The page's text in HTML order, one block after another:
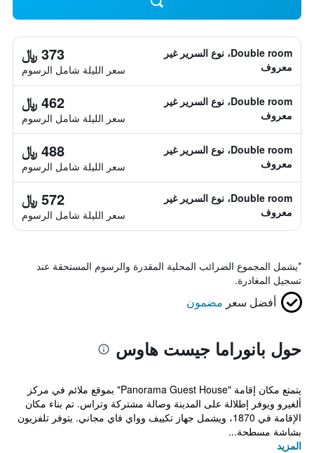
Double room، نوع السرير غير
معروف
373 ﷼
سعر الليلة شامل الرسوم
Double room، نوع السرير غير
معروف
462 ﷼
سعر الليلة شامل الرسوم
Double room، نوع السرير غير
معروف
488 ﷼
سعر الليلة شامل الرسوم
Double room، نوع السرير غير
معروف
572 ﷼
سعر الليلة شامل الرسوم
*يشمل المجموع الضرائب المحلية المقدرة والرسوم المستحقة عند
تسجيل المغادرة.
أفضل سعر مضمون
حول بانوراما جيست هاوس
يتمتع مكان إقامة "Panorama Guest House" بموقع ملائم في مركز
ألغيرو ويوفر إطلالة على المدينة وصالة مشتركة وتراس. تم بناء مكان
الإقامة في 1870، ويشمل جهاز تكييف وواي فاي مجاني. يتوفر تلفزيون
بشاشة مسطحة...
المزيد